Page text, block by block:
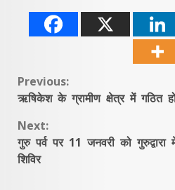
Continue
Reading
Previous:
ऋषिकेश के ग्रामीण क्षेत्र में गठित
Next:
गुरु पर्व पर 11 जनवरी को गुरुद्वारा
शिविर